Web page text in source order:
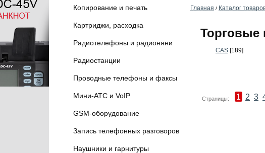
Копирование и печать
Картриджи, расходка
Радиотелефоны и радионяни
Радиостанции
Проводные телефоны и факсы
Мини-АТС и VoIP
GSM-оборудование
Запись телефонных разговоров
Наушники и гарнитуры
Главная / Каталог
Торговые
CAS [189]
Страницы: 1 2 3